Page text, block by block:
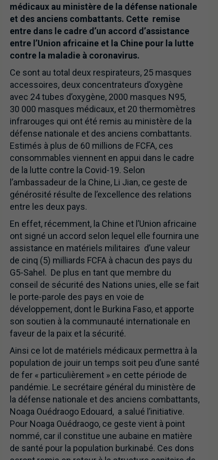
médicaux au ministère de la défense nationale
et des anciens combattants. Cette remise
entre dans le cadre d’un accord d’assistance
entre l’Union africaine et la Chine pour la lutte
contre la maladie à coronavirus.
Ce sont au total deux respirateurs, 25 masques
accessoires, deux concentrateurs d’oxygène
avec 24 tubes d’oxygène, 2000 masques N95,
30 000 masques médicaux, et 20 thermomètres
infrarouges qui ont été remis au ministère de la
défense nationale et des anciens combattants.
Estimés à plus de 60 millions de FCFA, ces
consommables viennent en appui dans le cadre
de la lutte contre la Covid-19. Selon
l’ambassadeur de la Chine, Li Jian, ce geste de
générosité résulte de l’excellence des relations
entre les deux pays.
En effet, récemment, la Chine et l’Union africaine
ont signé un accord selon lequel elle fournira une
assistance en matériels militaires d’une valeur
de cinq (5) milliards FCFA à chacun des pays du
G5-Sahel. De plus en tant que membre du
conseil de sécurité des Nations unies, elle se fait
le porte-parole des pays en voie de
développement, dont le Burkina Faso, et apporte
son soutien à la communauté internationale en
faveur de la paix et la sécurité.
Ainsi ce lot de matériels médicaux permettra à la
population de jouir un temps soit peu d’une santé
de fer « particulièrement » en cette période de
pandémie. Le secrétaire général du ministère de
la défense nationale et des anciens combattants,
Noaga Ouédraogo Edouard, a salué l’initiative.
Pour Noaga Ouédraogo, ce geste vient à point
nommé, car il constitue une aubaine en matière
de santé pour la population burkinabé. Ces dons